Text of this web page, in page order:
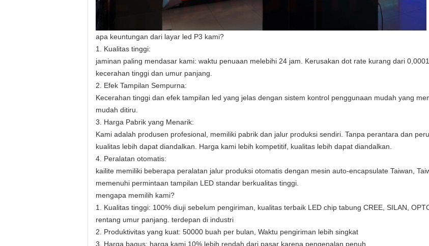
apa keuntungan dari layar led P3 kami?
1. Kualitas tinggi:
jaminan paling mendasar kami: waktu penuaan melebihi 24 jam. Kerusakan dot rate kurang dari
kecerahan tinggi dan umur panjang.
2. Efek Tampilan Sempurna:
Kecerahan tinggi dan efek tampilan led yang jelas dengan sistem kontrol penggunaan mudah yang
mudah ditiru.
3. Harga Pabrik yang Menarik:
Kami adalah produsen profesional, memiliki pabrik dan jalur produksi sendiri. Tanpa perantara dan
kualitas lebih dapat diandalkan. Harga kami lebih kompetitif, kualitas lebih dapat diandalkan.
4. Peralatan otomatis:
kailite memiliki beberapa peralatan jalur produksi otomatis dengan mesin auto-encapsulate Taiwan,
memenuhi permintaan tampilan LED standar berkualitas tinggi.
mengapa memilih kami?
1. Kualitas tinggi: 100% diuji sebelum pengiriman, kualitas terbaik LED chip tabung CREE, SILAN,
rentang umur panjang. terdepan di industri
2. Produktivitas yang kuat: 50000 buah per bulan, Waktu pengiriman lebih singkat
3. Harga bagus: harga kami 10% lebih rendah dari pasar karena pengenalan penuh